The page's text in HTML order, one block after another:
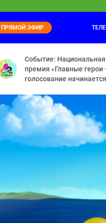
24:30
Маша и Медведь
Мохнатые качели —
ПРЯМОЙ ЭФИР
Событие: Национальная
премия «Главные герои
голосование